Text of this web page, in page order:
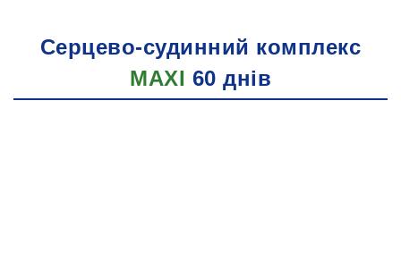
Серцево-судинний комплекс
MAXI 60 днів